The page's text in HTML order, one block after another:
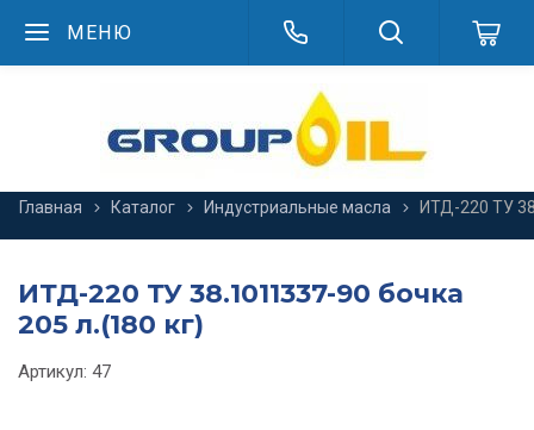
МЕНЮ
Главная Каталог Индустриальные масла ИТД-220 ТУ
ИТД-220 ТУ 38.1011337-90 бочка
205 л.(180 кг)
Артикул: 47